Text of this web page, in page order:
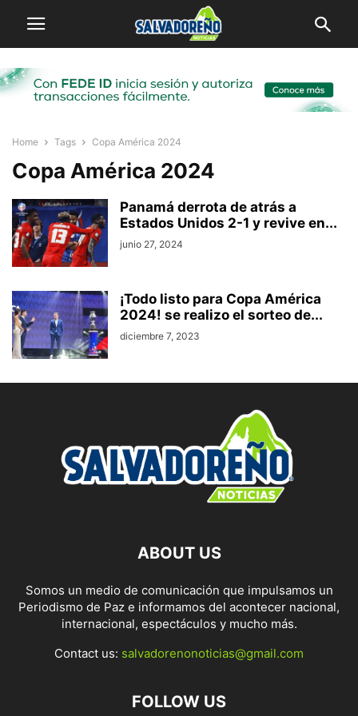
Home Tags Copa América 2024
Copa América 2024
Panamá derrota de atrás a
Estados Unidos 2-1 y revive en...
junio 27, 2024
¡Todo listo para Copa América
2024! se realizo el sorteo de...
diciembre 7, 2023
ABOUT US
Somos un medio de comunicación que impulsamos un
Periodismo de Paz e informamos del acontecer nacional,
internacional, espectáculos y mucho más.
Contact us: salvadorenonoticias@gmail.com
FOLLOW US